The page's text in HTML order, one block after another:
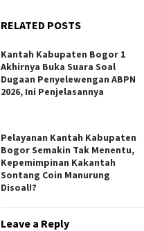
RELATED POSTS
Kantah Kabupaten Bogor 1
Akhirnya Buka Suara Soal
Dugaan Penyelewengan ABPN
2026, Ini Penjelasannya
Pelayanan Kantah Kabupaten
Bogor Semakin Tak Menentu,
Kepemimpinan Kakantah
Sontang Coin Manurung
Disoal!?
Leave a Reply